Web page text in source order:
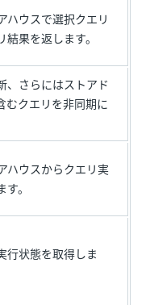
ハウスで選択クエリ
果を返します。
、さらにはストアド
むクエリを非同期に
ハウスからクエリ実
。
行状態を取得しま